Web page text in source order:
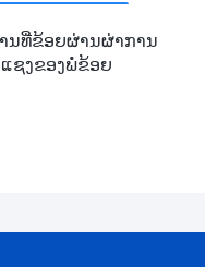
ນທີ່ຂ້ອຍຜ່ານຜ່າການ
ຊງຂອງພໍ່ຂ້ອຍ